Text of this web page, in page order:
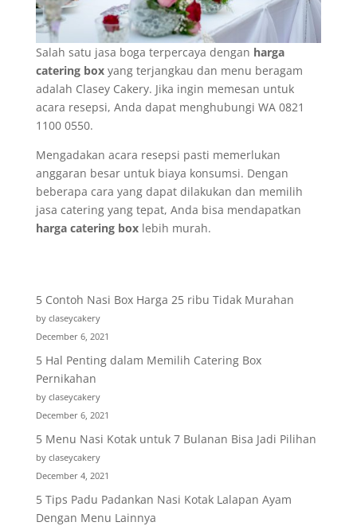
Salah satu jasa boga terpercaya dengan harga
catering box yang terjangkau dan menu beragam
adalah Clasey Cakery. Jika ingin memesan untuk
acara resepsi, Anda dapat menghubungi WA 0821
1100 0550.
Mengadakan acara resepsi pasti memerlukan
anggaran besar untuk biaya konsumsi. Dengan
beberapa cara yang dapat dilakukan dan memilih
jasa catering yang tepat, Anda bisa mendapatkan
harga catering boxlebih murah.
5 Contoh Nasi Box Harga 25 ribu Tidak Murahan
by claseycakery
December 6, 2021
5 Hal Penting dalam Memilih Catering Box
Pernikahan
by claseycakery
December 6, 2021
5 Menu Nasi Kotak untuk 7 Bulanan Bisa Jadi Pilihan
by claseycakery
December 4, 2021
5 Tips Padu Padankan Nasi Kotak Lalapan Ayam
Dengan Menu Lainnya